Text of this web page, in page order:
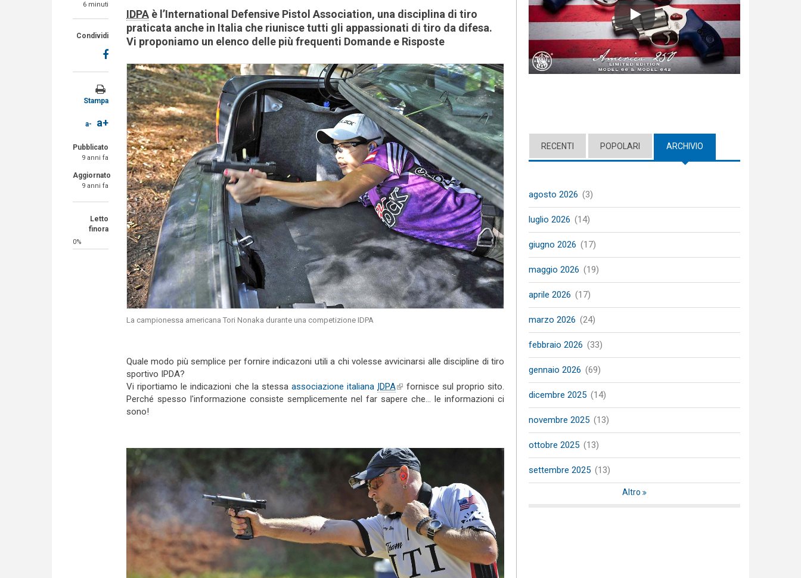
6 minuti
Condividi
Stampa
a- a+
Pubblicato
9 anni fa
Aggiornato
9 anni fa
Letto
finora
0%
IDPA è l’International Defensive Pistol Association, una disciplina di tiro
praticata anche in Italia che riunisce tutti gli appassionati di tiro da difesa.
Vi proponiamo un elenco delle più frequenti Domande e Risposte
La campionessa americana Tori Nonaka durante una competizione IDPA
Quale modo più semplice per fornire indicazoni utili a chi volesse avvicinarsi alle discipline di tiro
sportivo IPDA?
Vi riportiamo le indicazioni che la stessaassociazione italiana IDPA(link is external)
fornisce sul proprio sito.
Perché spesso l'informazione consiste semplicemente nel far sapere che... le informazioni ci
sono!
Play
RECENTI POPOLARI ARCHIVIO
agosto 2026 (3)
luglio 2026 (14)
giugno 2026 (17)
maggio 2026 (19)
aprile 2026 (17)
marzo 2026 (24)
febbraio 2026 (33)
gennaio 2026 (69)
dicembre 2025 (14)
novembre 2025 (13)
ottobre 2025 (13)
settembre 2025 (13)
Altro